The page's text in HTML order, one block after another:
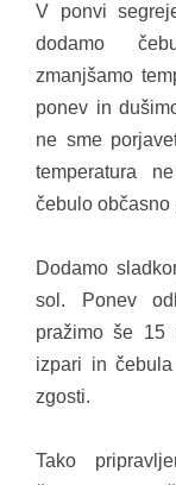
V ponvi
dodamo
zmanjšamo
ponev in
ne sme
temperatura
čebulo občasno
Dodamo
sol. Ponev
pražimo še 15
izpari in
zgosti.
Tako